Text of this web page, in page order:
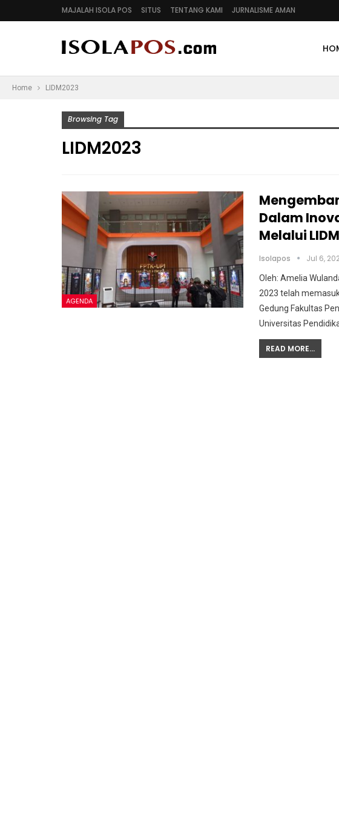
MAJALAH ISOLA POS SITUS TENTANG KAMI JURNALISME AMAN
Home LIDM2023
Browsing Tag
LIDM2023
AGENDA
Dalam
Melalui
Isolapos Jul 6,
Oleh: Amelia
2023 telah
Gedung Fakultas
Universitas
READ MORE...